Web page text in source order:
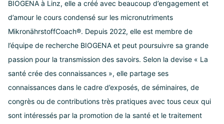
BIOGENA à Linz, elle a créé avec beaucoup d’engagement et
d’amour le cours condensé sur les micronutriments
MikronährstoffCoach®. Depuis 2022, elle est membre de
l’équipe de recherche BIOGENA et peut poursuivre sa grande
passion pour la transmission des savoirs. Selon la devise « La
santé crée des connaissances », elle partage ses
connaissances dans le cadre d’exposés, de séminaires, de
congrès ou de contributions très pratiques avec tous ceux qui
sont intéressés par la promotion de la santé et le traitement